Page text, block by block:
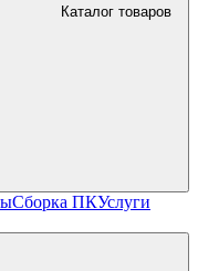
Каталог товаров
Сборка ПКУслуги